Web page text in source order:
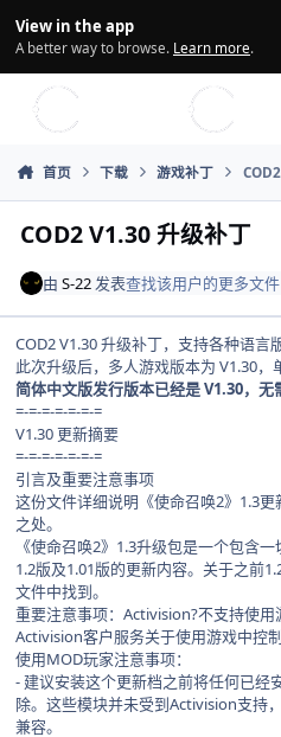
View in the app
A better way to browse. Learn more.
首页 下载 游戏补丁
COD2 V1.30 升级补丁
由S-22 发表查找该用户的更多文件
COD2 V1.30 升级补丁，支持各种语言
此次升级后，多人游戏版本为 V1.30，
简体中文版发行版本已经是 V1.30，无
=-=-=-=-=-=-=
V1.30 更新摘要
=-=-=-=-=-=-=
引言及重要注意事项
这份文件详细说明《使命召唤2》1.3
之处。
《使命召唤2》1.3升级包是一个包含
1.2版及1.01版的更新内容。关于之前
文件中找到。
重要注意事项：Activision?不支持使
Activision客户服务关于使用游戏中控
使用MOD玩家注意事项：
- 建议安装这个更新档之前将任何已经
除。这些模块并未受到Activision支持
兼容。